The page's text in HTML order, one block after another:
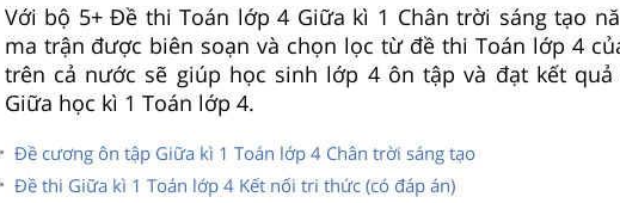
Với bộ 5+ Đề thi Toán lớp 4 Giữa kì 1 Chân trời sáng tạo
ma trận được biên soạn và chọn lọc từ đề thi Toán lớp 4
trên cả nước sẽ giúp học sinh lớp 4 ôn tập và đạt kết
Giữa học kì 1 Toán lớp 4.
Đề cương ôn tập Giữa kì 1 Toán lớp 4 Chân trời sáng tạo
Đề thi Giữa kì 1 Toán lớp 4 Kết nối tri thức (có đáp án)